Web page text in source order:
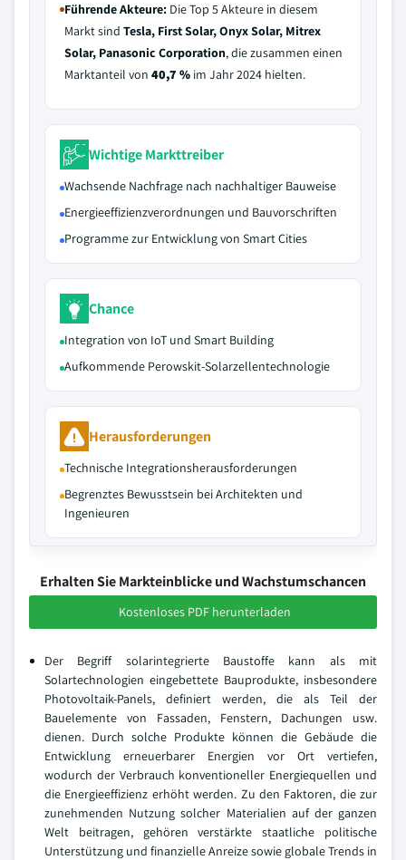
Führende Akteure: Die Top 5 Akteure in diesem
Markt sind Tesla, First Solar, Onyx Solar, Mitrex
Solar, Panasonic Corporation, die zusammen einen
Marktanteil von 40,7 % im Jahr 2024 hielten.
Wichtige Markttreiber
Wachsende Nachfrage nach nachhaltiger Bauweise
Energieeffizienzverordnungen und Bauvorschriften
Programme zur Entwicklung von Smart Cities
Chance
Integration von IoT und Smart Building
Aufkommende Perowskit-Solarzellentechnologie
Herausforderungen
Technische Integrationsherausforderungen
Begrenztes Bewusstsein bei Architekten und
Ingenieuren
Erhalten Sie Markteinblicke und Wachstumschancen
Kostenloses PDF herunterladen
Der Begriff solarintegrierte Baustoffe kann als mit
Solartechnologien eingebettete Bauprodukte, insbesondere
Photovoltaik-Panels, definiert werden, die als Teil der
Bauelemente von Fassaden, Fenstern, Dachungen usw.
dienen. Durch solche Produkte können die Gebäude die
Entwicklung erneuerbarer Energien vor Ort vertiefen,
wodurch der Verbrauch konventioneller Energiequellen und
die Energieeffizienz erhöht werden. Zu den Faktoren, die zur
zunehmenden Nutzung solcher Materialien auf der ganzen
Welt beitragen, gehören verstärkte staatliche politische
Unterstützung und finanzielle Anreize sowie globale Trends in